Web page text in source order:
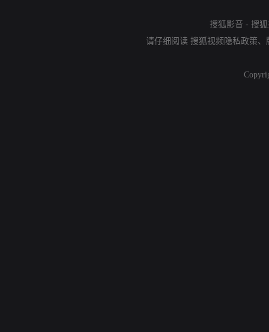
搜狐影音 - 搜
请仔细阅读 搜狐视频隐私政策、